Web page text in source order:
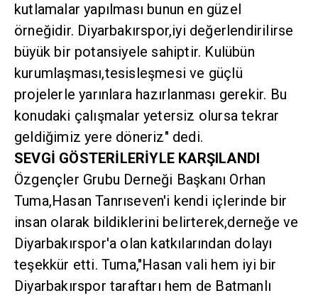
kutlamalar yapılması bunun en güzel
örneğidir. Diyarbakırspor,iyi değerlendirilirse
büyük bir potansiyele sahiptir. Kulübün
kurumlaşması,tesisleşmesi ve güçlü
projelerle yarınlara hazırlanması gerekir. Bu
konudaki çalışmalar yetersiz olursa tekrar
geldiğimiz yere döneriz" dedi.
SEVGİ GÖSTERİLERİYLE KARŞILANDI
Özgençler Grubu Derneği Başkanı Orhan
Tuma,Hasan Tanrıseven'i kendi içlerinde bir
insan olarak bildiklerini belirterek,derneğe ve
Diyarbakırspor'a olan katkılarından dolayı
teşekkür etti. Tuma,"Hasan vali hem iyi bir
Diyarbakırspor taraftarı hem de Batmanlı